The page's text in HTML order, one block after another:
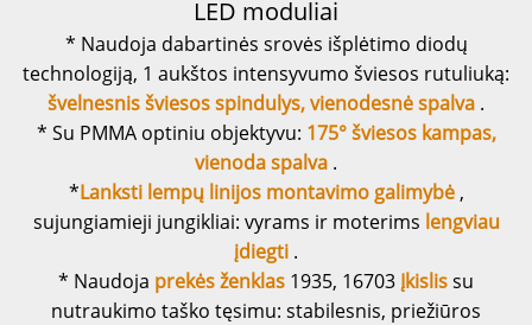
LED moduliai
* Naudoja dabartinės srovės išplėtimo diodų
technologiją, 1 aukštos intensyvumo šviesos rutuliuką:
švelnesnis šviesos spindulys, vienodesnė spalva .
* Su PMMA optiniu objektyvu: 175° šviesos kampas,
vienoda spalva .
*Lanksti lempų linijos montavimo galimybė ,
sujungiamieji jungikliai: vyrams ir moterims lengviau
įdiegti .
* Naudoja prekės ženklas 1935, 16703 Įkislissu
nutraukimo taško tęsimu: stabilesnis, priežiūros